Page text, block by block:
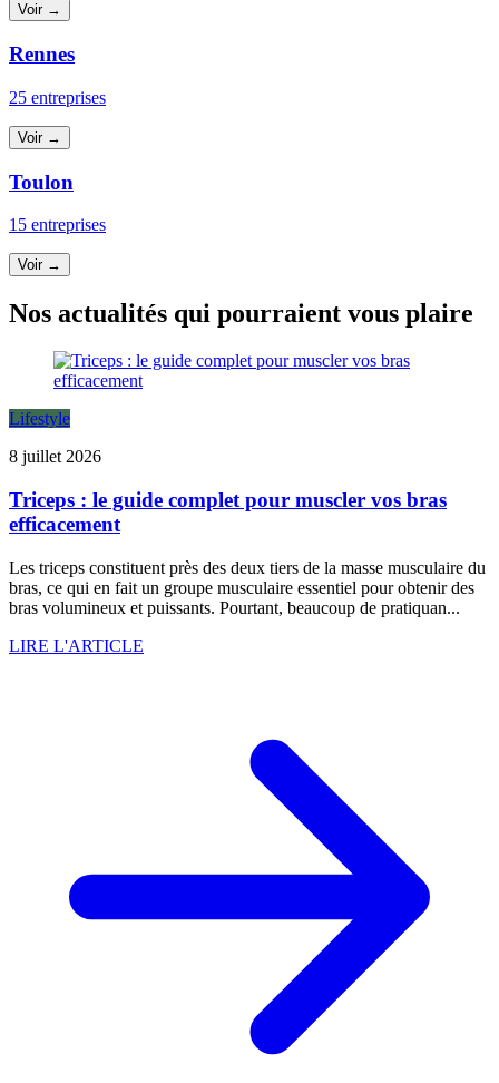
Voir →
Rennes
25 entreprises
Voir →
Toulon
15 entreprises
Voir →
Nos actualités qui pourraient vous plaire
Lifestyle
8 juillet 2026
Triceps : le guide complet pour muscler vos bras
efficacement
Les triceps constituent près des deux tiers de la masse musculaire du
bras, ce qui en fait un groupe musculaire essentiel pour obtenir des
bras volumineux et puissants. Pourtant, beaucoup de pratiquan...
LIRE L'ARTICLE